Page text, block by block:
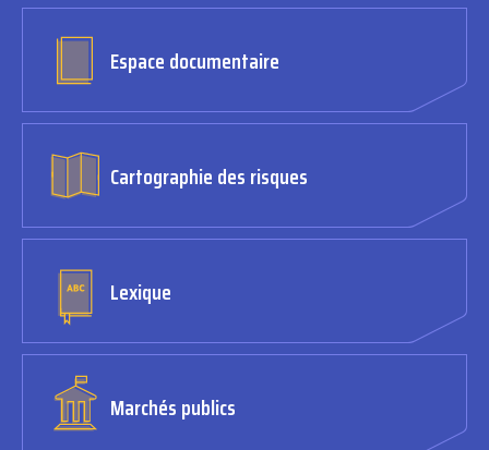
Espace documentaire
Cartographie des risques
Lexique
Marchés publics